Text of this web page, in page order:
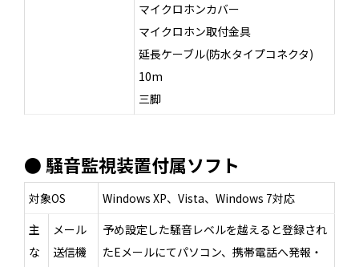
マイクロホンカバー
マイクロホン取付金具
延長ケーブル(防水タイプコネクタ)
10m
三脚
● 騒音監視装置付属ソフト
対象OS
Windows XP、Vista、Windows 7対応
主
な
メール
送信機
予め設定した騒音レベルを越えると登録され
たEメールにてパソコン、携帯電話へ発報・